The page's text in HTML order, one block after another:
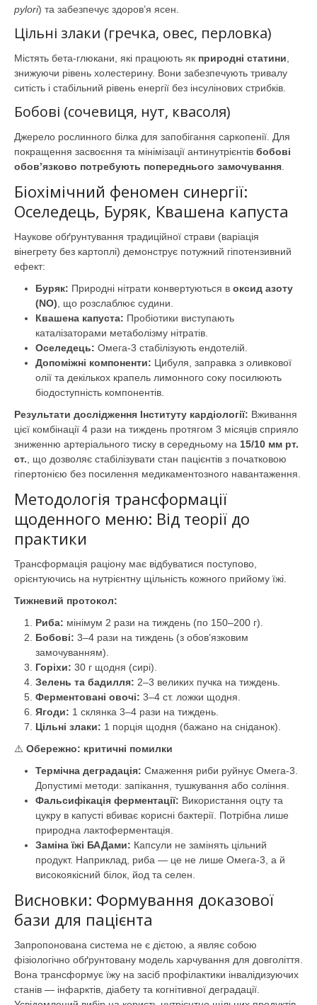
pylori) та забезпечує здоров’я ясен.
Цільні злаки (гречка, овес, перловка)
Містять бета-глюкани, які працюють як природні статини
знижуючи рівень холестерину. Вони забезпечують тривалу
ситість і стабільний рівень енергії без інсулінових стрибків.
Бобові (сочевиця, нут, квасоля)
Джерело рослинного білка для запобігання саркопенії. Для
покращення засвоєння та мінімізації антинутрієнтів бобові
обов’язково потребують попереднього замочування
Біохімічний феномен синергії:
Оселедець, Буряк, Квашена капуста
Наукове обґрунтування традиційної страви (варіація
вінегрету без картоплі) демонструє потужний гіпотензивний
ефект:
Буряк: Природні нітрати конвертуються в оксид азоту
(NO) , що розслаблює судини.
Квашена капуста: Пробіотики виступають
каталізаторами метаболізму нітратів.
Оселедець: Омега-3 стабілізують ендотелій.
Допоміжні компоненти: Цибуля, заправка з оливкової
олії та декількох крапель лимонного соку посилюють
біодоступність компонентів.
Результати дослідження Інституту кардіології: Вживання
цієї комбінації 4 рази на тиждень протягом 3 місяців сприяло
зниженню артеріального тиску в середньому на 15/10 мм рт.
ст. , що дозволяє стабілізувати стан пацієнтів з початковою
гіпертонією без посилення медикаментозного навантаження.
Методологія трансформації
щоденного меню: Від теорії до
практики
Трансформація раціону має відбуватися поступово,
орієнтуючись на нутрієнтну щільність кожного прийому їжі.
Тижневий протокол:
Риба: мінімум 2 рази на тиждень (по 150–200 г).
Бобові: 3–4 рази на тиждень (з обов’язковим
замочуванням).
Горіхи: 30 г щодня (сирі).
Зелень та бадилля: 2–3 великих пучка на тиждень.
Ферментовані овочі: 3–4 ст. ложки щодня.
Ягоди: 1 склянка 3–4 рази на тиждень.
Цільні злаки: 1 порція щодня (бажано на сніданок).
⚠️ Обережно: критичні помилки
Термічна деградація: Смаження риби руйнує Омега-3.
Допустимі методи: запікання, тушкування або соління.
Фальсифікація ферментації: Використання оцту та
цукру в капусті вбиває корисні бактерії. Потрібна лише
природна лактоферментація.
Заміна їжі БАДами: Капсули не замінять цільний
продукт. Наприклад, риба — це не лише Омега-3, а й
високоякісний білок, йод та селен.
Висновки: Формування доказової
бази для пацієнта
Запропонована система не є дієтою, а являє собою
фізіологічно обґрунтовану модель харчування для довголіття.
Вона трансформує їжу на засіб профілактики інвалідизуючих
станів — інфарктів, діабету та когнітивної деградації.